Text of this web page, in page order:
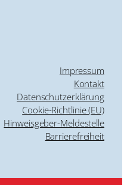
Impressum
Kontakt
Datenschutzerklärung
Cookie-Richtlinie (EU)
Hinweisgeber-Meldestelle
Barrierefreiheit